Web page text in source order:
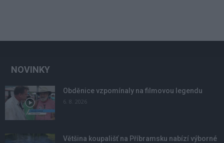
NOVINKY
Obděnice vzpomínaly na filmovou legendu
6. 8. 2026
Většina koupališť na Příbramsku nabízí výborné